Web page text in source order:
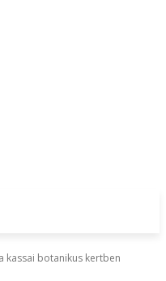
kassai botanikus kertben